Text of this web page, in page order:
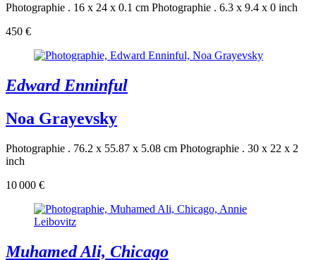
Photographie . 16 x 24 x 0.1 cm Photographie . 6.3 x 9.4 x 0 inch
450 €
Edward Enninful
Noa Grayevsky
Photographie . 76.2 x 55.87 x 5.08 cm Photographie . 30 x 22 x 2
inch
10 000 €
Muhamed Ali, Chicago